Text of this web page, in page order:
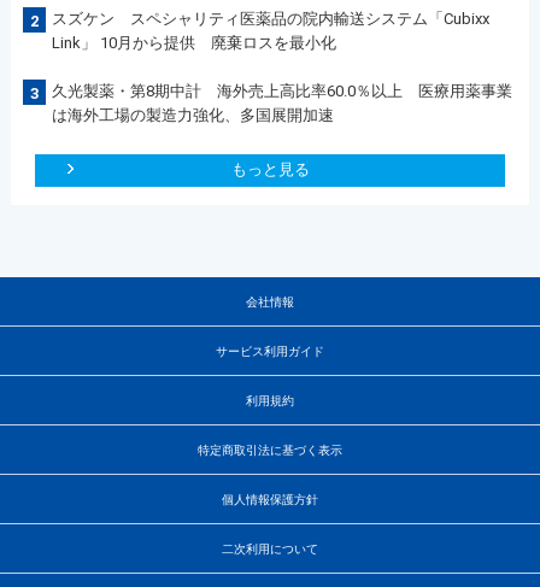
2
スズケン スペシャリティ医薬品の院内輸送システム「Cubixx
Link」 10月から提供 廃棄ロスを最小化
3
久光製薬・第8期中計 海外売上高比率60.0％以上 医療用薬事業
は海外工場の製造力強化、多国展開加速
もっと見る
会社情報
サービス利用ガイド
利用規約
特定商取引法に基づく表示
個人情報保護方針
二次利用について